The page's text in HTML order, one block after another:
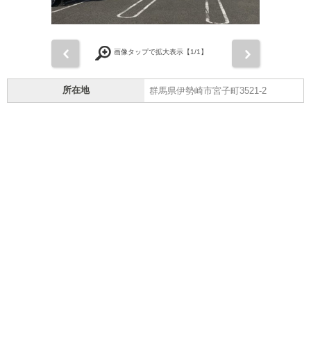
画像タップで拡大表示【1/1】
所在地 群馬県伊勢崎市宮子町3521-2